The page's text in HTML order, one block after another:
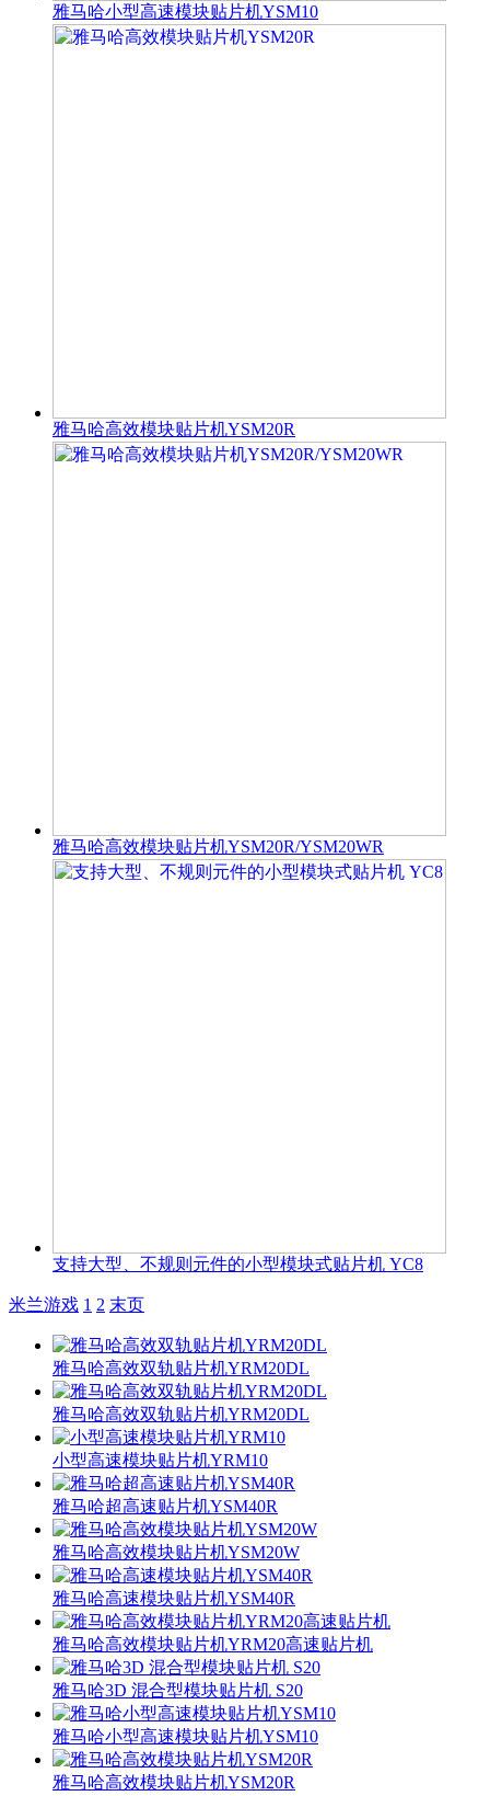
雅马哈小型高速模块贴片机YSM10
雅马哈高效模块贴片机YSM20R
雅马哈高效模块贴片机YSM20R/YSM20WR
支持大型、不规则元件的小型模块式贴片机 YC8
米兰游戏 1 2 末页
雅马哈高效双轨贴片机YRM20DL
雅马哈高效双轨贴片机YRM20DL
小型高速模块贴片机YRM10
雅马哈超高速贴片机YSM40R
雅马哈高效模块贴片机YSM20W
雅马哈高速模块贴片机YSM40R
雅马哈高效模块贴片机YRM20高速贴片机
雅马哈3D 混合型模块贴片机 S20
雅马哈小型高速模块贴片机YSM10
雅马哈高效模块贴片机YSM20R